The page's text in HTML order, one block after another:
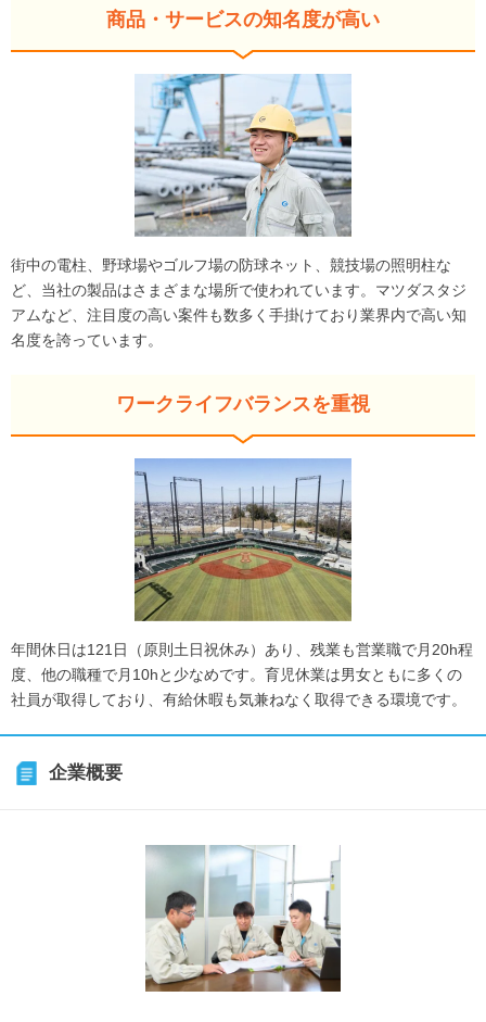
商品・サービスの知名度が高い
街中の電柱、野球場やゴルフ場の防球ネット、競技場の照明柱な
ど、当社の製品はさまざまな場所で使われています。マツダスタジ
アムなど、注目度の高い案件も数多く手掛けており業界内で高い知
名度を誇っています。
ワークライフバランスを重視
年間休日は121日（原則土日祝休み）あり、残業も営業職で月20h程
度、他の職種で月10hと少なめです。育児休業は男女ともに多くの
社員が取得しており、有給休暇も気兼ねなく取得できる環境です。
企業概要